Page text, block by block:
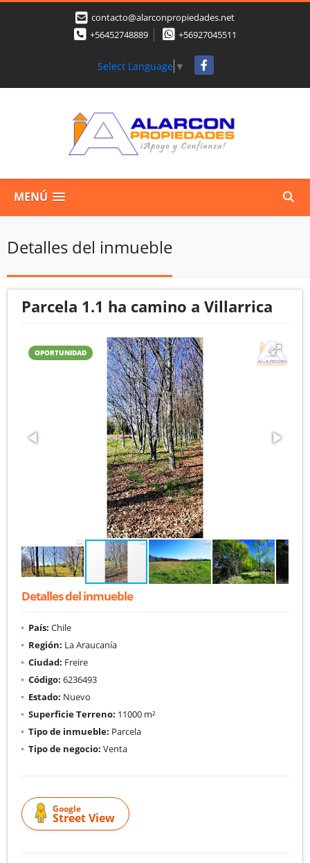
contacto@alarconpropiedades.net
+56452748889
+56927045511
Select Language ▼ Facebook
MENÚ
Detalles del inmueble
Parcela 1.1 ha camino a Villarrica
OPORTUNIDAD
Detalles del inmueble
País: Chile
Región: La Araucanía
Ciudad: Freire
Código: 6236493
Estado: Nuevo
Superficie Terreno: 11000 m²
Tipo de inmueble: Parcela
Tipo de negocio: Venta
Google
Street View